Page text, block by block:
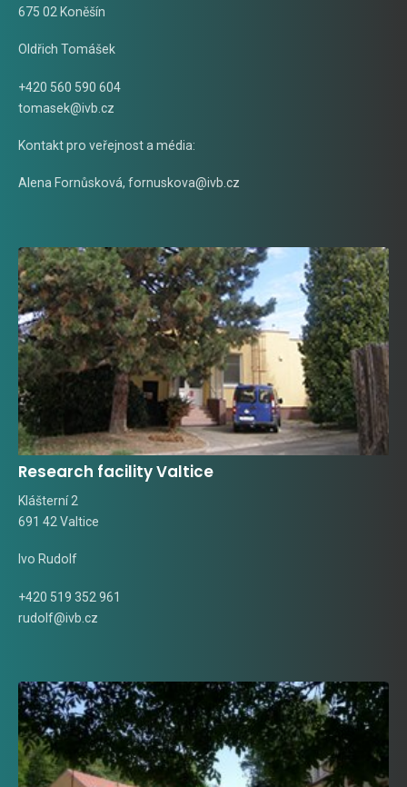
675 02 Koněšín
Oldřich Tomášek
+420 560 590 604
tomasek@ivb.cz
Kontakt pro veřejnost a média:
Alena Fornůsková, fornuskova@ivb.cz
Research facility Valtice
Klášterní 2
691 42 Valtice
Ivo Rudolf
+420 519 352 961
rudolf@ivb.cz